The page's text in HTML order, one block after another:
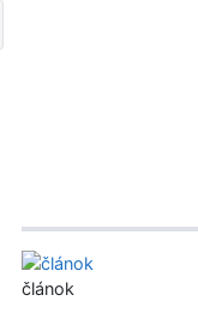
článok